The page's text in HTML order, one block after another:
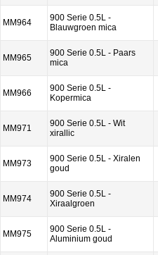
MM964
900 Serie 0.5L -
Blauwgroen mica
MM965
900 Serie 0.5L - Paars
mica
MM966
900 Serie 0.5L -
Kopermica
MM971
900 Serie 0.5L - Wit
xirallic
MM973
900 Serie 0.5L - Xiralen
goud
MM974
900 Serie 0.5L -
Xiraalgroen
MM975
900 Serie 0.5L -
Aluminium goud